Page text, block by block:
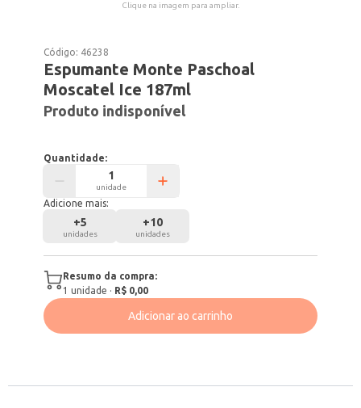
Clique na imagem para ampliar.
Código: 46238
Espumante Monte Paschoal
Moscatel Ice 187ml
Produto indisponível
Quantidade:
unidade
Adicione mais:
+5
unidades
+10
unidades
Resumo da compra:
1 unidade · R$ 0,00
Adicionar ao carrinho